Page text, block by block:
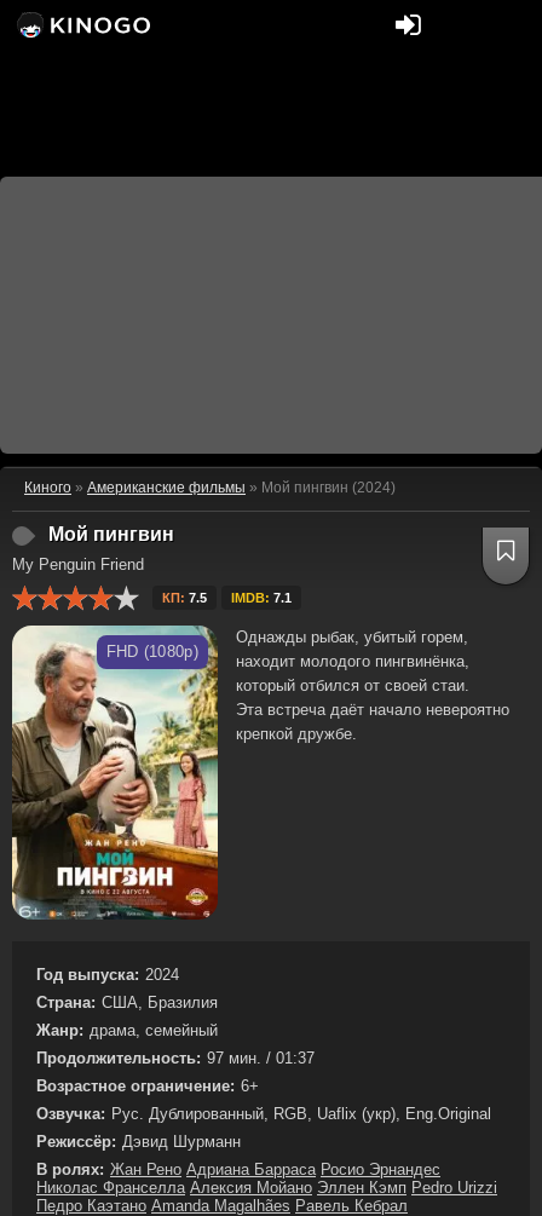
Киного » Американские фильмы » Мой пингвин (2024)
Мой пингвин
My Penguin Friend
КП: 7.5 IMDB: 7.1
FHD (1080p)
Однажды рыбак, убитый горем,
находит молодого пингвинёнка,
который отбился от своей стаи.
Эта встреча даёт начало невероятно
крепкой дружбе.
Год выпуска: 2024
Страна: США, Бразилия
Жанр: драма, семейный
Продолжительность: 97 мин. / 01:37
Возрастное ограничение: 6+
Озвучка: Рус. Дублированный, RGB, Uaflix (укр), Eng.Original
Режиссёр: Дэвид Шурманн
В ролях: Жан Рено Адриана Барраса Росио Эрнандес
Николас Франселла Алексия Мойано Эллен Кэмп Pedro Urizzi
Педро Каэтано Amanda Magalhães Равель Кебрал